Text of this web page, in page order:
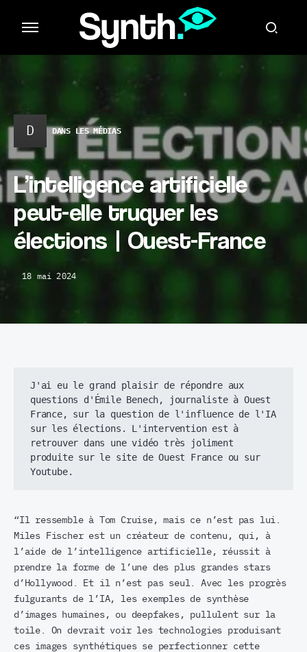
D DANS LES MÉDIAS
L’intelligence artificielle
peut-elle truquer les
élections | Ouest-France
18 mai 2024
J'ai eu le grand plaisir de répondre aux
questions d'Émile Benech, journaliste à Ouest
France, sur la question de l'influence de l'IA
sur les élections. L'intervention est à
retrouver dans une vidéo très joliment
produite sur le site de Ouest France ou sur
Youtube.
“Il ressemble à Tom Cruise, mais ce n’est pas lui.
Miles Fischer est un créateur de contenu, qui, à
l’aide de l’intelligence artificielle, réussit à
prendre la forme de l’une des plus grandes stars
d’Hollywood. Et il n’est pas seul. Avec les progrès
fulgurants de l’IA, les exemples de synthèse
d’images humaines, ou deepfakes, pullulent sur la
toile. On devrait voir les technologies produisant
ces images synthétiques se perfectionner cette